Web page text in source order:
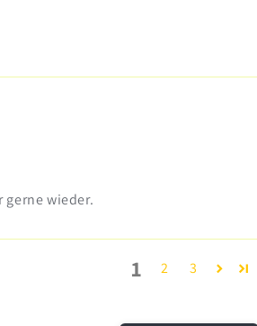
gerne wieder.
1 2 3